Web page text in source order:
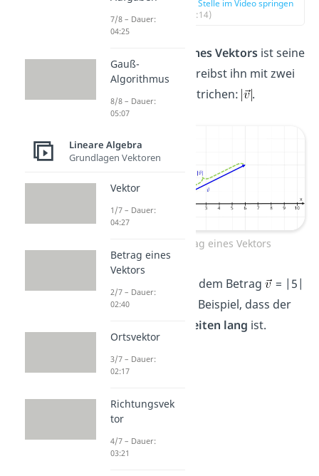
zur Stelle im Video springen
(00:14)
Betrag eines Vektorsist seine
Länge. Du schreibst ihn mit zwei
senkrechten Strichen:
.
Der Betrag eines Vektors
Ein Vektor mit dem Betrag
= |5|
bedeutet zum Beispiel, dass der
5 Einheiten lang ist.
7/8 – Dauer:
04:25
Gauß-
Algorithmus
8/8 – Dauer:
05:07
Lineare Algebra
Grundlagen Vektoren
Vektor
1/7 – Dauer:
04:27
Betrag eines
Vektors
2/7 – Dauer:
02:40
Ortsvektor
3/7 – Dauer:
02:17
Richtungsvek
tor
4/7 – Dauer:
03:21